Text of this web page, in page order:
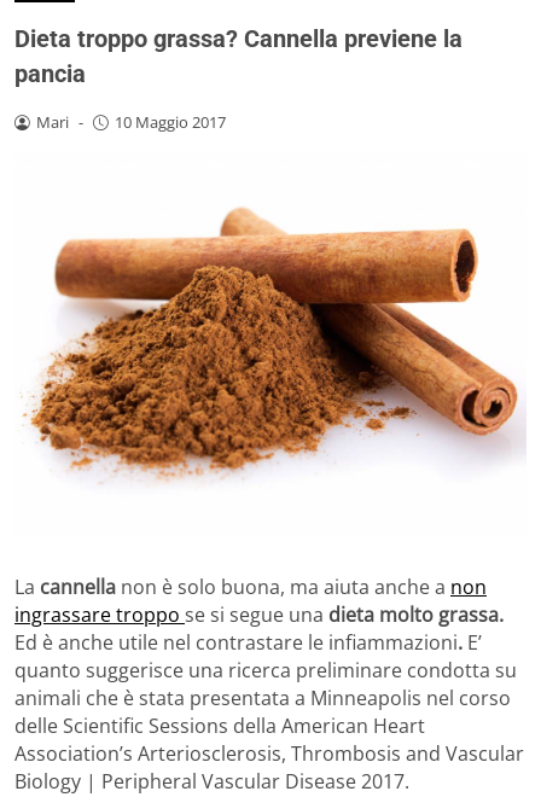
Dieta troppo grassa? Cannella previene la
pancia
Mari - 10 Maggio 2017
La cannella non è solo buona, ma aiuta anche a non
ingrassare troppo se si segue una dieta molto grassa.
Ed è anche utile nel contrastare le infiammazioni. E’
quanto suggerisce una ricerca preliminare condotta su
animali che è stata presentata a Minneapolis nel corso
delle Scientific Sessions della American Heart
Association’s Arteriosclerosis, Thrombosis and Vascular
Biology | Peripheral Vascular Disease 2017.